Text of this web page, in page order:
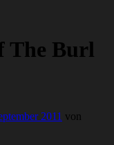
The Burl
2011 von